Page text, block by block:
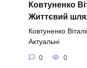
Ковтуненко
Життєвий
Ковтуненко
Актуальні
0 0